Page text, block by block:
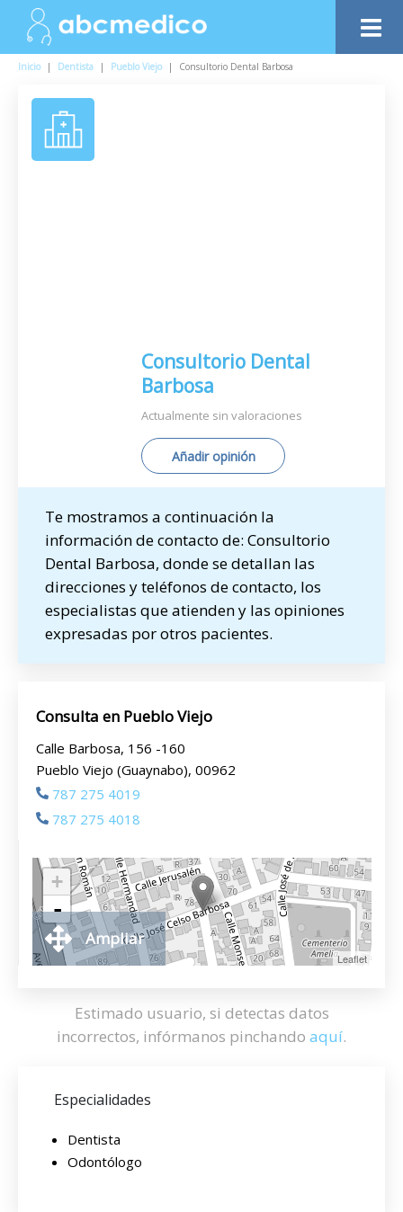
Inicio | Dentista | Pueblo Viejo | Consultorio Dental Barbosa
Consultorio Dental
Barbosa
Actualmente sin valoraciones
Añadir opinión
Te mostramos a continuación la
información de contacto de: Consultorio
Dental Barbosa, donde se detallan las
direcciones y teléfonos de contacto, los
especialistas que atienden y las opiniones
expresadas por otros pacientes.
Consulta en Pueblo Viejo
Calle Barbosa, 156 -160
Pueblo Viejo (Guaynabo), 00962
787 275 4019
787 275 4018
+
-
Leaflet
Ampliar
Estimado usuario, si detectas datos
incorrectos, infórmanos pinchando aquí.
Especialidades
Dentista
Odontólogo